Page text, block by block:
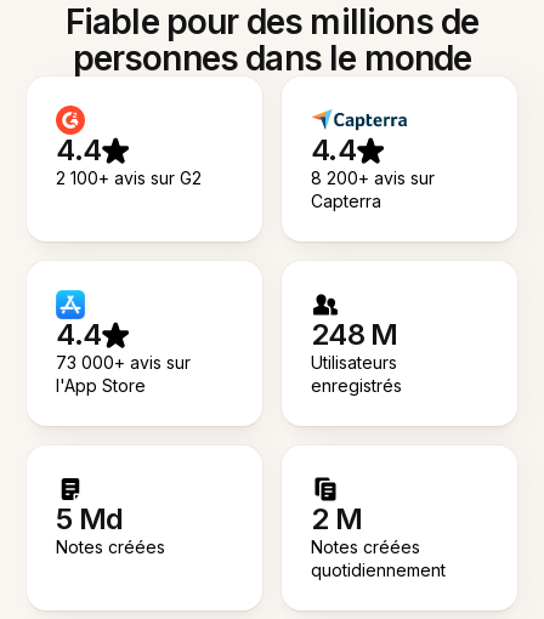
Fiable pour des millions de
personnes dans le monde
4.4
2 100+ avis sur G2
4.4
8 200+ avis sur
Capterra
4.4
73 000+ avis sur
l'App Store
248 M
Utilisateurs
enregistrés
5 Md
Notes créées
2 M
Notes créées
quotidiennement